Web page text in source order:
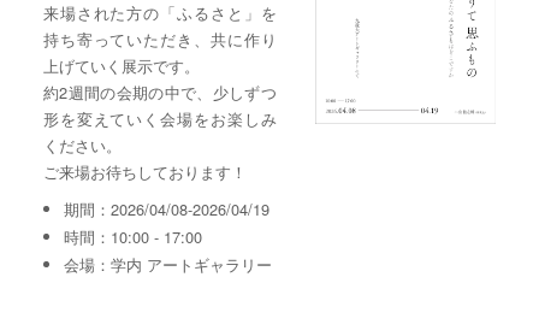
来場された方の「ふるさと」を
持ち寄っていただき、共に作り
上げていく展示です。
約2週間の会期の中で、少しずつ
形を変えていく会場をお楽しみ
ください。
ご来場お待ちしております！
期間：2026/04/08-2026/04/19
時間：10:00 - 17:00
会場：学内 アートギャラリー